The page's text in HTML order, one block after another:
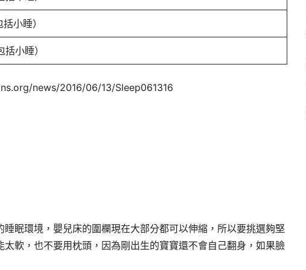
小睡）
小睡）
news/2016/06/13/Sleep061316
眠環境，嬰兒床的圍欄現在大部分都可以伸縮，所以要挑選夠堅
軟，也不要用枕頭，因為剛出生的寶寶還不會自己翻身，如果臉